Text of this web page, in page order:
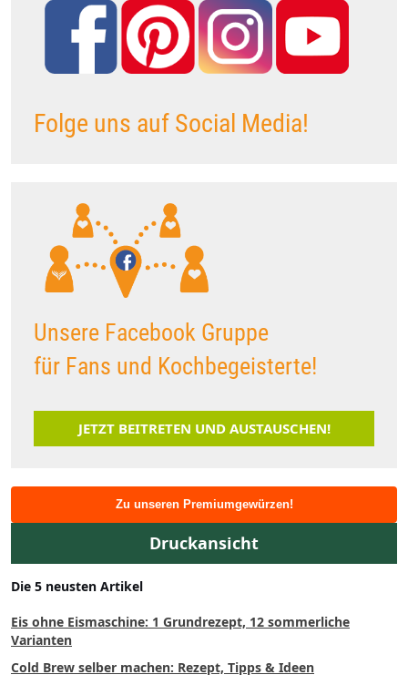
Folge uns auf Social Media!
Unsere Facebook Gruppe
für Fans und Kochbegeisterte!
JETZT BEITRETEN UND AUSTAUSCHEN!
Zu unseren Premiumgewürzen!
Druckansicht
Die 5 neusten Artikel
Eis ohne Eismaschine: 1 Grundrezept, 12 sommerliche
Varianten
Cold Brew selber machen: Rezept, Tipps & Ideen